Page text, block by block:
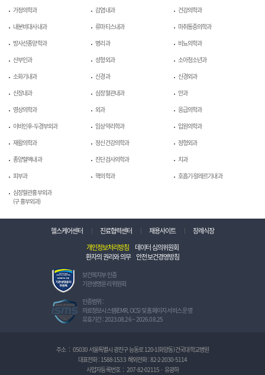
가정의학과 감염내과
건강의학과
내분비대사내과
류마티스내과
마취통증의학과
방사선종양학과
병리과
비뇨의학과
산부인과
성형외과
소아청소년과
소화기내과
신경과
신경외과
신장내과
심장혈관내과
안과
영상의학과
외과
응급의학과
이비인후-두경부외과
임상약리학과
입원의학과
재활의학과
정신건강의학과
정형외과
종양혈액내과
진단검사의학과
치과
피부과
핵의학과
호흡기-알레르기내과
심장혈관흉부외과
(구 흉부외과)
헬스케어센터 진료협력센터 채용사이트
장례식장
개인정보처리방침
데이터 심의위원회
환자의 권리와 의무
안전보건경영방침
보
건
복
지
부
인
관
생
보건복지부 인증
기관생명윤리 위원회
정
보
보
리
체
인증범위 :
의료정보시스템(EMR, OCS) 및 홈페이지 서비스 운영
유효기간 : 2023.08.26 ~ 2026.08.25
주소 : 05030 서울특별시 광진구 능동로 120-1(화양동) 건국대학교병원
대표전화 : 1588-1533해외전화 :82-2-2030-5114
사업자등록번호 : 207-82-02115 · 유광하